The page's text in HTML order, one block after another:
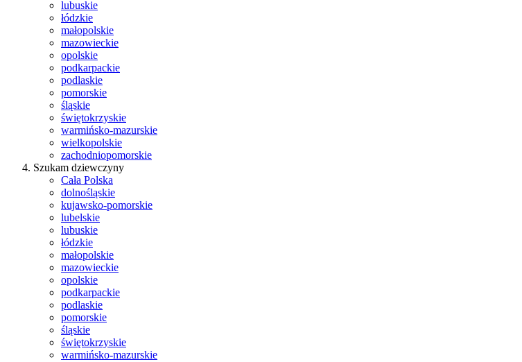
lubuskie
łódzkie
małopolskie
mazowieckie
opolskie
podkarpackie
podlaskie
pomorskie
śląskie
świętokrzyskie
warmińsko-mazurskie
wielkopolskie
zachodniopomorskie
Szukam dziewczyny
Cała Polska
dolnośląskie
kujawsko-pomorskie
lubelskie
lubuskie
łódzkie
małopolskie
mazowieckie
opolskie
podkarpackie
podlaskie
pomorskie
śląskie
świętokrzyskie
warmińsko-mazurskie